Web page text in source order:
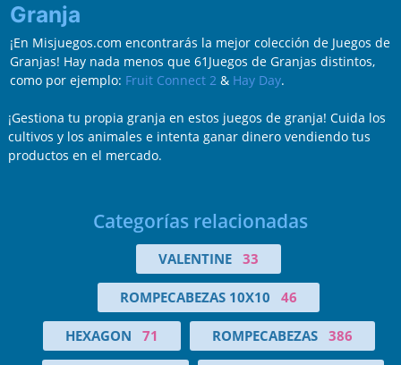
Granja
¡En Misjuegos.com encontrarás la mejor colección de Juegos de
Granjas! Hay nada menos que 61Juegos de Granjas distintos,
como por ejemplo: Fruit Connect 2 & Hay Day.
¡Gestiona tu propia granja en estos juegos de granja! Cuida los
cultivos y los animales e intenta ganar dinero vendiendo tus
productos en el mercado.
Categorías relacionadas
VALENTINE 33
ROMPECABEZAS 10X10 46
HEXAGON 71 ROMPECABEZAS 386